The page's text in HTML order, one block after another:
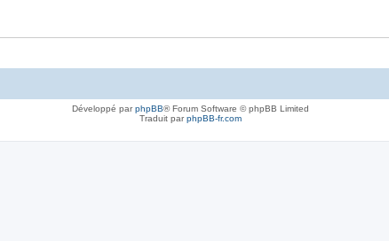
Développé parphpBB® Forum Software © phpBB Limited
Traduit parphpBB-fr.com